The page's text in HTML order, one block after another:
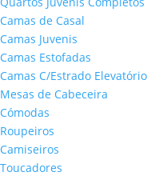
Camas de Casal
Camas Juvenis
Camas Estofadas
Camas C/Estrado Elevatório
Mesas de Cabeceira
Cómodas
Roupeiros
Camiseiros
Toucadores